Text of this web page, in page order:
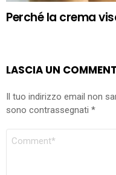
Perché la crema
LASCIA UN
Il tuo indirizzo email non
sono contrassegnati *
COMMENTO